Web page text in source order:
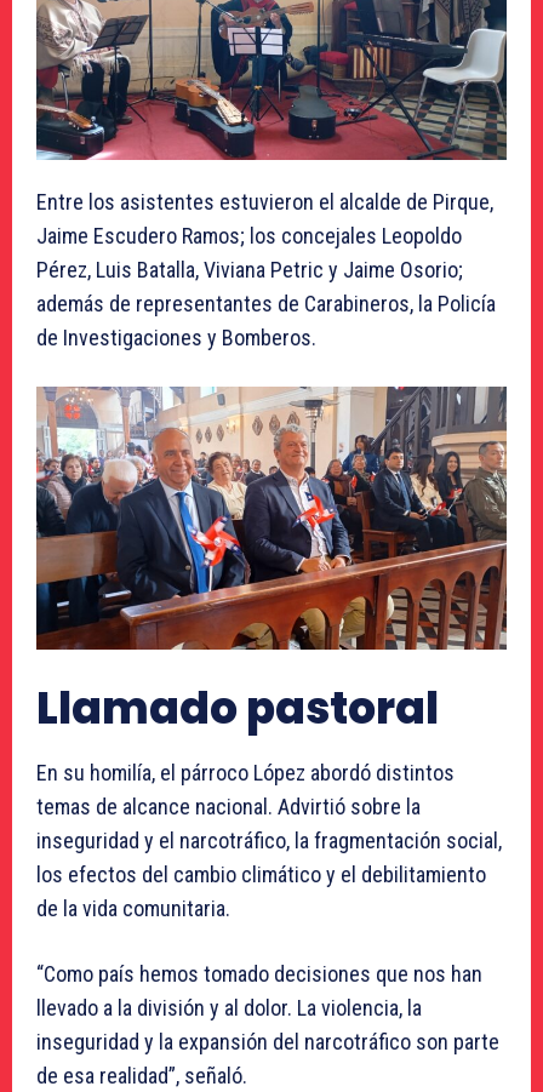
Entre los asistentes estuvieron el alcalde de Pirque,
Jaime Escudero Ramos; los concejales Leopoldo
Pérez, Luis Batalla, Viviana Petric y Jaime Osorio;
además de representantes de Carabineros, la Policía
de Investigaciones y Bomberos.
Llamado pastoral
En su homilía, el párroco López abordó distintos
temas de alcance nacional. Advirtió sobre la
inseguridad y el narcotráfico, la fragmentación social,
los efectos del cambio climático y el debilitamiento
de la vida comunitaria.
“Como país hemos tomado decisiones que nos han
llevado a la división y al dolor. La violencia, la
inseguridad y la expansión del narcotráfico son parte
de esa realidad”, señaló.